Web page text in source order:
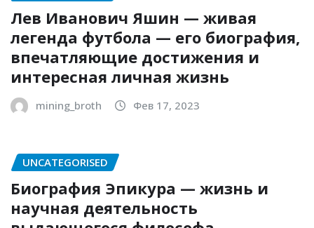
Лев Иванович Яшин — живая
легенда футбола — его биография,
впечатляющие достижения и
интересная личная жизнь
mining_broth Фев 17, 2023
UNCATEGORISED
Биография Эпикура — жизнь и
научная деятельность